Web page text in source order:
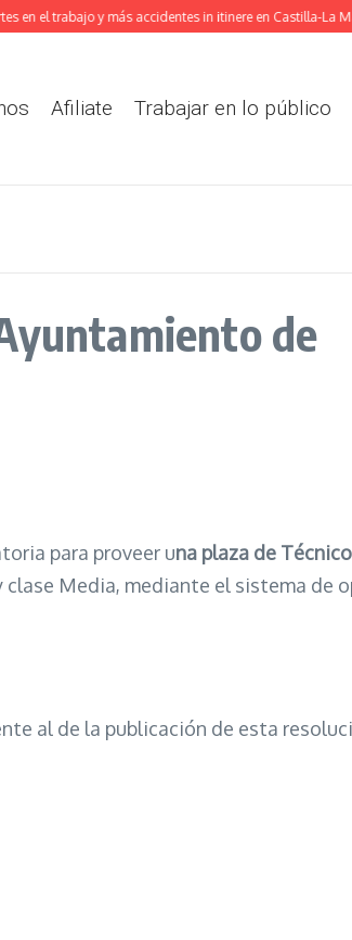
el trabajo y más accidentes in itinere en Castilla-La
Afiliate Trabajar en lo público
de
para proveer una plaza de
Media, mediante el sistema de
al de la publicación de esta